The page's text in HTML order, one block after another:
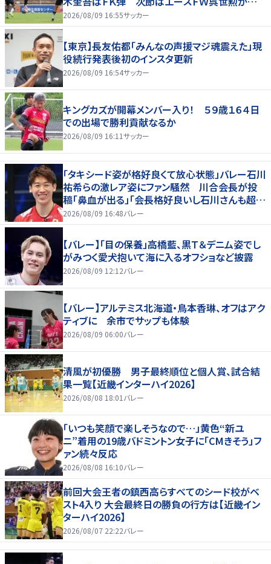
場停止
2026/08/09 16:55サッカー
【東京】長友佑都「みんなの声援マジ魂震えた」現
役続行発表後初のインスタ更新
2026/08/09 16:54サッカー
キングカズが開幕メンバー入り！ ５９歳１６４日
での出場で勝利貢献なるか
2026/08/09 16:11サッカー
「タキシード姿が格好良くて放心状態」バレー石川
祐希らの激レア姿にファン騒然 川合会長が投
稿「鼻血が出る」「会長格好良いし石川さんも超格
好いい」
2026/08/09 16:48バレー
【バレー】「目の保養」高橋藍、黒Ｔ＆デニム姿でし
がみつく愛犬抱いて海に入るオフショなど披露
2026/08/09 12:12バレー
【バレー】アルテミス北海道・鳥本香琳、オフはアク
ティブに 余市でサップも体験
2026/08/09 06:00バレー
清風が初優勝 男子最終順位と個人賞、試合結
果一覧【近畿インターハイ2026】
2026/08/08 18:01 バレー
「いつも笑顔で楽しそうなので…」黄色“新ユ
ニ”着用の19歳バドミントン女子に「CMきそう」フ
ァン続々反応
2026/08/08 16:10バレー
前回大会王者の鎮西高らすべてのシード校がベ
スト4入り 大会最終日の勝負の行方は【近畿イン
ターハイ2026】
2026/08/07 22:22バレー